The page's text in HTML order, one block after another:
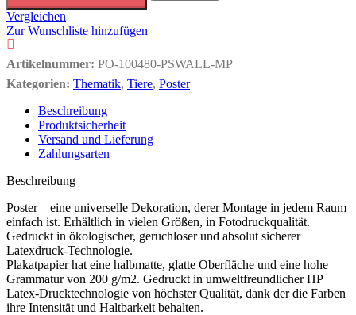
Vergleichen
Zur Wunschliste hinzufügen
Artikelnummer: PO-100480-PSWALL-MP
Kategorien: Thematik, Tiere, Poster
Beschreibung
Produktsicherheit
Versand und Lieferung
Zahlungsarten
Beschreibung
Poster – eine universelle Dekoration, derer Montage in jedem Raum
einfach ist. Erhältlich in vielen Größen, in Fotodruckqualität.
Gedruckt in ökologischer, geruchloser und absolut sicherer
Latexdruck-Technologie.
Plakatpapier hat eine halbmatte, glatte Oberfläche und eine hohe
Grammatur von 200 g/m2. Gedruckt in umweltfreundlicher HP
Latex-Drucktechnologie von höchster Qualität, dank der die Farben
ihre Intensität und Haltbarkeit behalten.